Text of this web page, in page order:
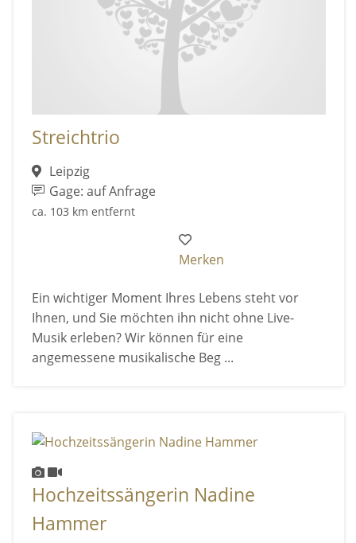
Streichtrio
Leipzig
Gage: auf Anfrage
ca. 103 km entfernt
Merken
Ein wichtiger Moment Ihres Lebens steht vor
Ihnen, und Sie möchten ihn nicht ohne Live-
Musik erleben? Wir können für eine
angemessene musikalische Beg ...
Hochzeitssängerin Nadine
Hammer